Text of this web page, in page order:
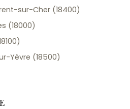
sur-Cher (18400)
(18000)
Yèvre (18500)